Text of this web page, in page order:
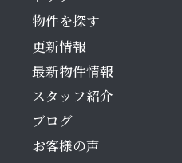
物件を探す
更新情報
最新物件情報
スタッフ紹介
ブログ
お客様の声